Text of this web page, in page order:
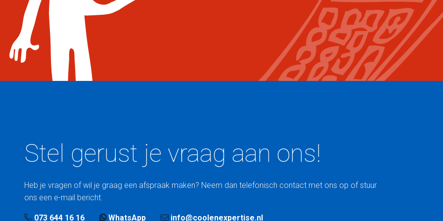
Stel gerust je vraag aan ons!
Heb je vragen of wil je graag een afspraak maken? Neem dan telefonisch contact met ons op of stuur
ons een e-mail bericht.
073 644 16 16 WhatsApp info@coolenexpertise.nl